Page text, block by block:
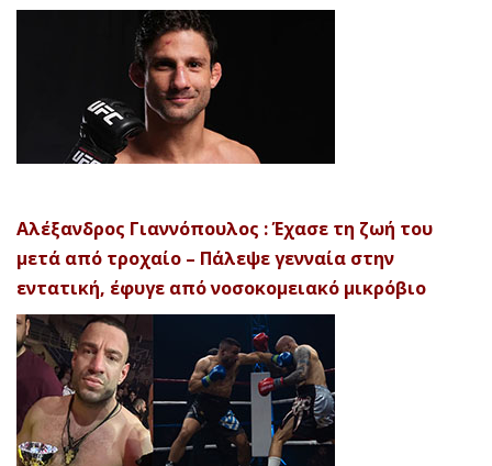
Αλέξανδρος Γιαννόπουλος : Έχασε τη ζωή του
μετά από τροχαίο – Πάλεψε γενναία στην
εντατική, έφυγε από νοσοκομειακό μικρόβιο